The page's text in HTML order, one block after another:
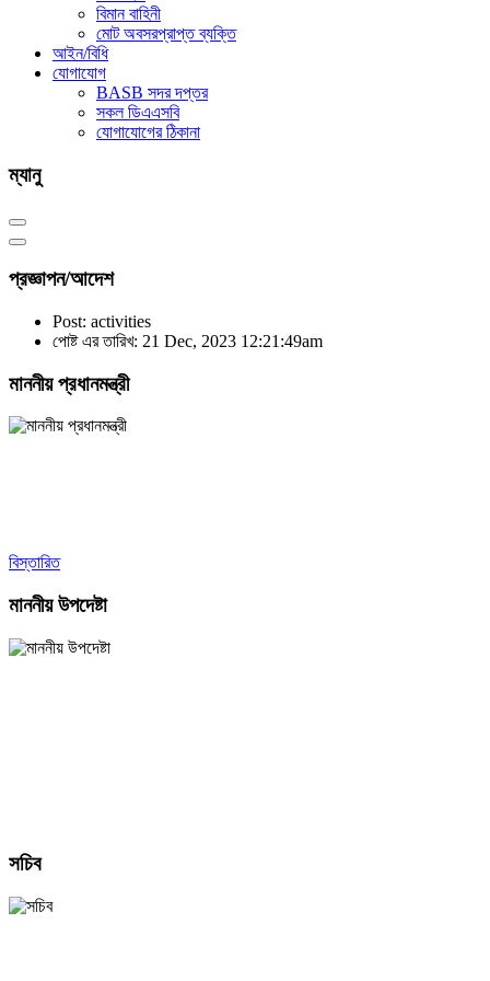
বিমান বাহিনী
মোট অবসরপ্রাপ্ত ব্যক্তি
আইন/বিধি
যোগাযোগ
BASB সদর দপ্তর
সকল ডিএএসবি
যোগাযোগের ঠিকানা
ম্যানু
প্রজ্ঞাপন/আদেশ
Post: activities
পোষ্ট এর তারিখ: 21 Dec, 2023 12:21:49am
মাননীয় প্রধানমন্ত্রী
বিস্তারিত
মাননীয় উপদেষ্টা
সচিব